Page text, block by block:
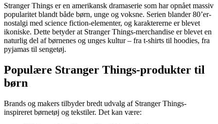
Stranger Things er en amerikansk dramaserie som har opnået massiv
popularitet blandt både børn, unge og voksne. Serien blander 80’er-
nostalgi med science fiction-elementer, og karaktererne er blevet
ikoniske. Dette betyder at Stranger Things-merchandise er blevet en
naturlig del af børnenes og unges kultur – fra t-shirts til hoodies, fra
pyjamas til sengetøj.
Populære Stranger Things-produkter til
børn
Brands og makers tilbyder bredt udvalg af Stranger Things-
inspireret børnetøj og tekstiler. Det kan være: